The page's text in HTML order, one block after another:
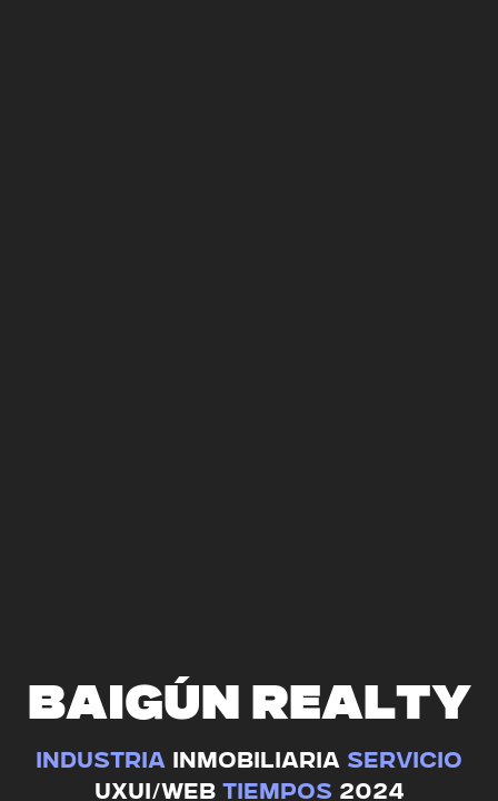
BAIGÚN REALTY
industria inmobiliaria SERVICIO
UXUI/web TIEMPOS 2024